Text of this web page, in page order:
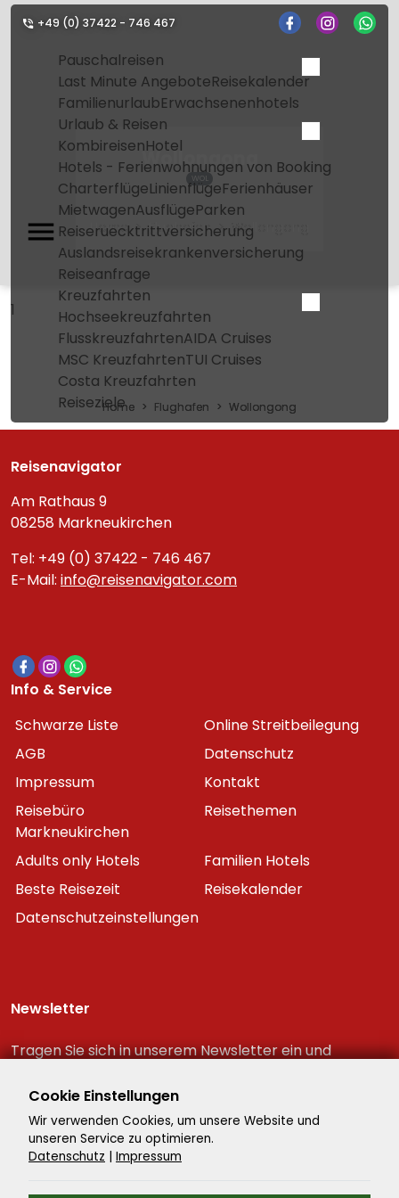
+49 (0) 37422 - 746 467
Pauschalreisen
Last Minute AngeboteReisekalender
FamilienurlaubErwachsenenhotels
Urlaub & Reisen
KombireisenHotel
Hotels - Ferienwohnungen von Booking
CharterflügeLinienflügeFerienhäuser
MietwagenAusflügeParken
Reiseruecktrittversicherung
Auslandsreisekrankenversicherung
Reiseanfrage
Kreuzfahrten
Hochseekreuzfahrten
FlusskreuzfahrtenAIDA Cruises
MSC KreuzfahrtenTUI Cruises
Costa Kreuzfahrten
Reiseziele
Wollongong
WOL
Home Flughafen Wollongong
1
Home Flughafen Wollongong
Reisenavigator
Am Rathaus 9
08258 Markneukirchen
Tel: +49 (0) 37422 - 746 467
E-Mail: info@reisenavigator.com
Info & Service
Schwarze Liste
Online Streitbeilegung
AGB
Datenschutz
Impressum
Kontakt
Reisebüro
Markneukirchen
Reisethemen
Adults only Hotels
Familien Hotels
Beste Reisezeit
Reisekalender
Datenschutzeinstellungen
Newsletter
Tragen Sie sich in unserem Newsletter ein und
Reiseschnäppchen!
Cookie Einstellungen
Wir verwenden Cookies, um unsere Website und
unseren Service zu optimieren.
Datenschutz | Impressum